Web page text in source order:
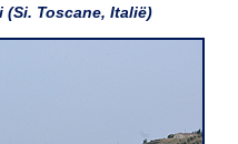
Toscane, Italië)